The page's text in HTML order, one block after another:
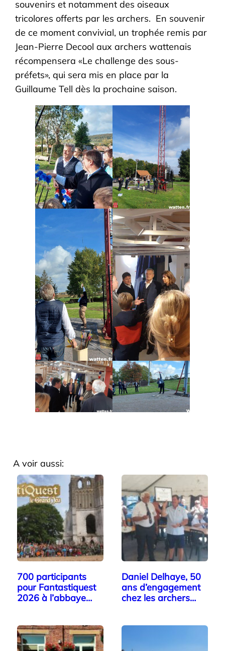
souvenirs et notamment des oiseaux
tricolores offerts par les archers. En souvenir
de ce moment convivial, un trophée remis par
Jean-Pierre Decool aux archers wattenais
récompensera «Le challenge des sous-
préfets», qui sera mis en place par la
Guillaume Tell dès la prochaine saison.
A voir aussi:
700 participants
pour Fantastiquest
2026 à l’abbaye…
Daniel Delhaye, 50
ans d’engagement
chez les archers…